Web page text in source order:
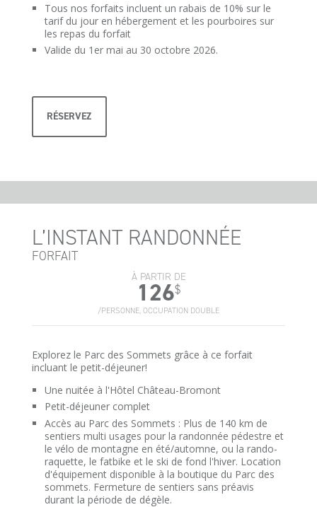
Tous nos forfaits incluent un rabais de 10% sur le
tarif du jour en hébergement et les pourboires sur
les repas du forfait
Valide du 1er mai au 30 octobre 2026.
RÉSERVEZ
L’INSTANT RANDONNÉE
FORFAIT
À PARTIR DE
126$
/PERSONNE, OCCUPATION DOUBLE
Explorez le Parc des Sommets grâce à ce forfait
incluant le petit-déjeuner!
Une nuitée à l'Hôtel Château-Bromont
Petit-déjeuner complet
Accès au Parc des Sommets : Plus de 140 km de
sentiers multi usages pour la randonnée pédestre et
le vélo de montagne en été/automne, ou la rando-
raquette, le fatbike et le ski de fond l'hiver. Location
d'équipement disponible à la boutique du Parc des
sommets. Fermeture de sentiers sans préavis
durant la période de dégèle.